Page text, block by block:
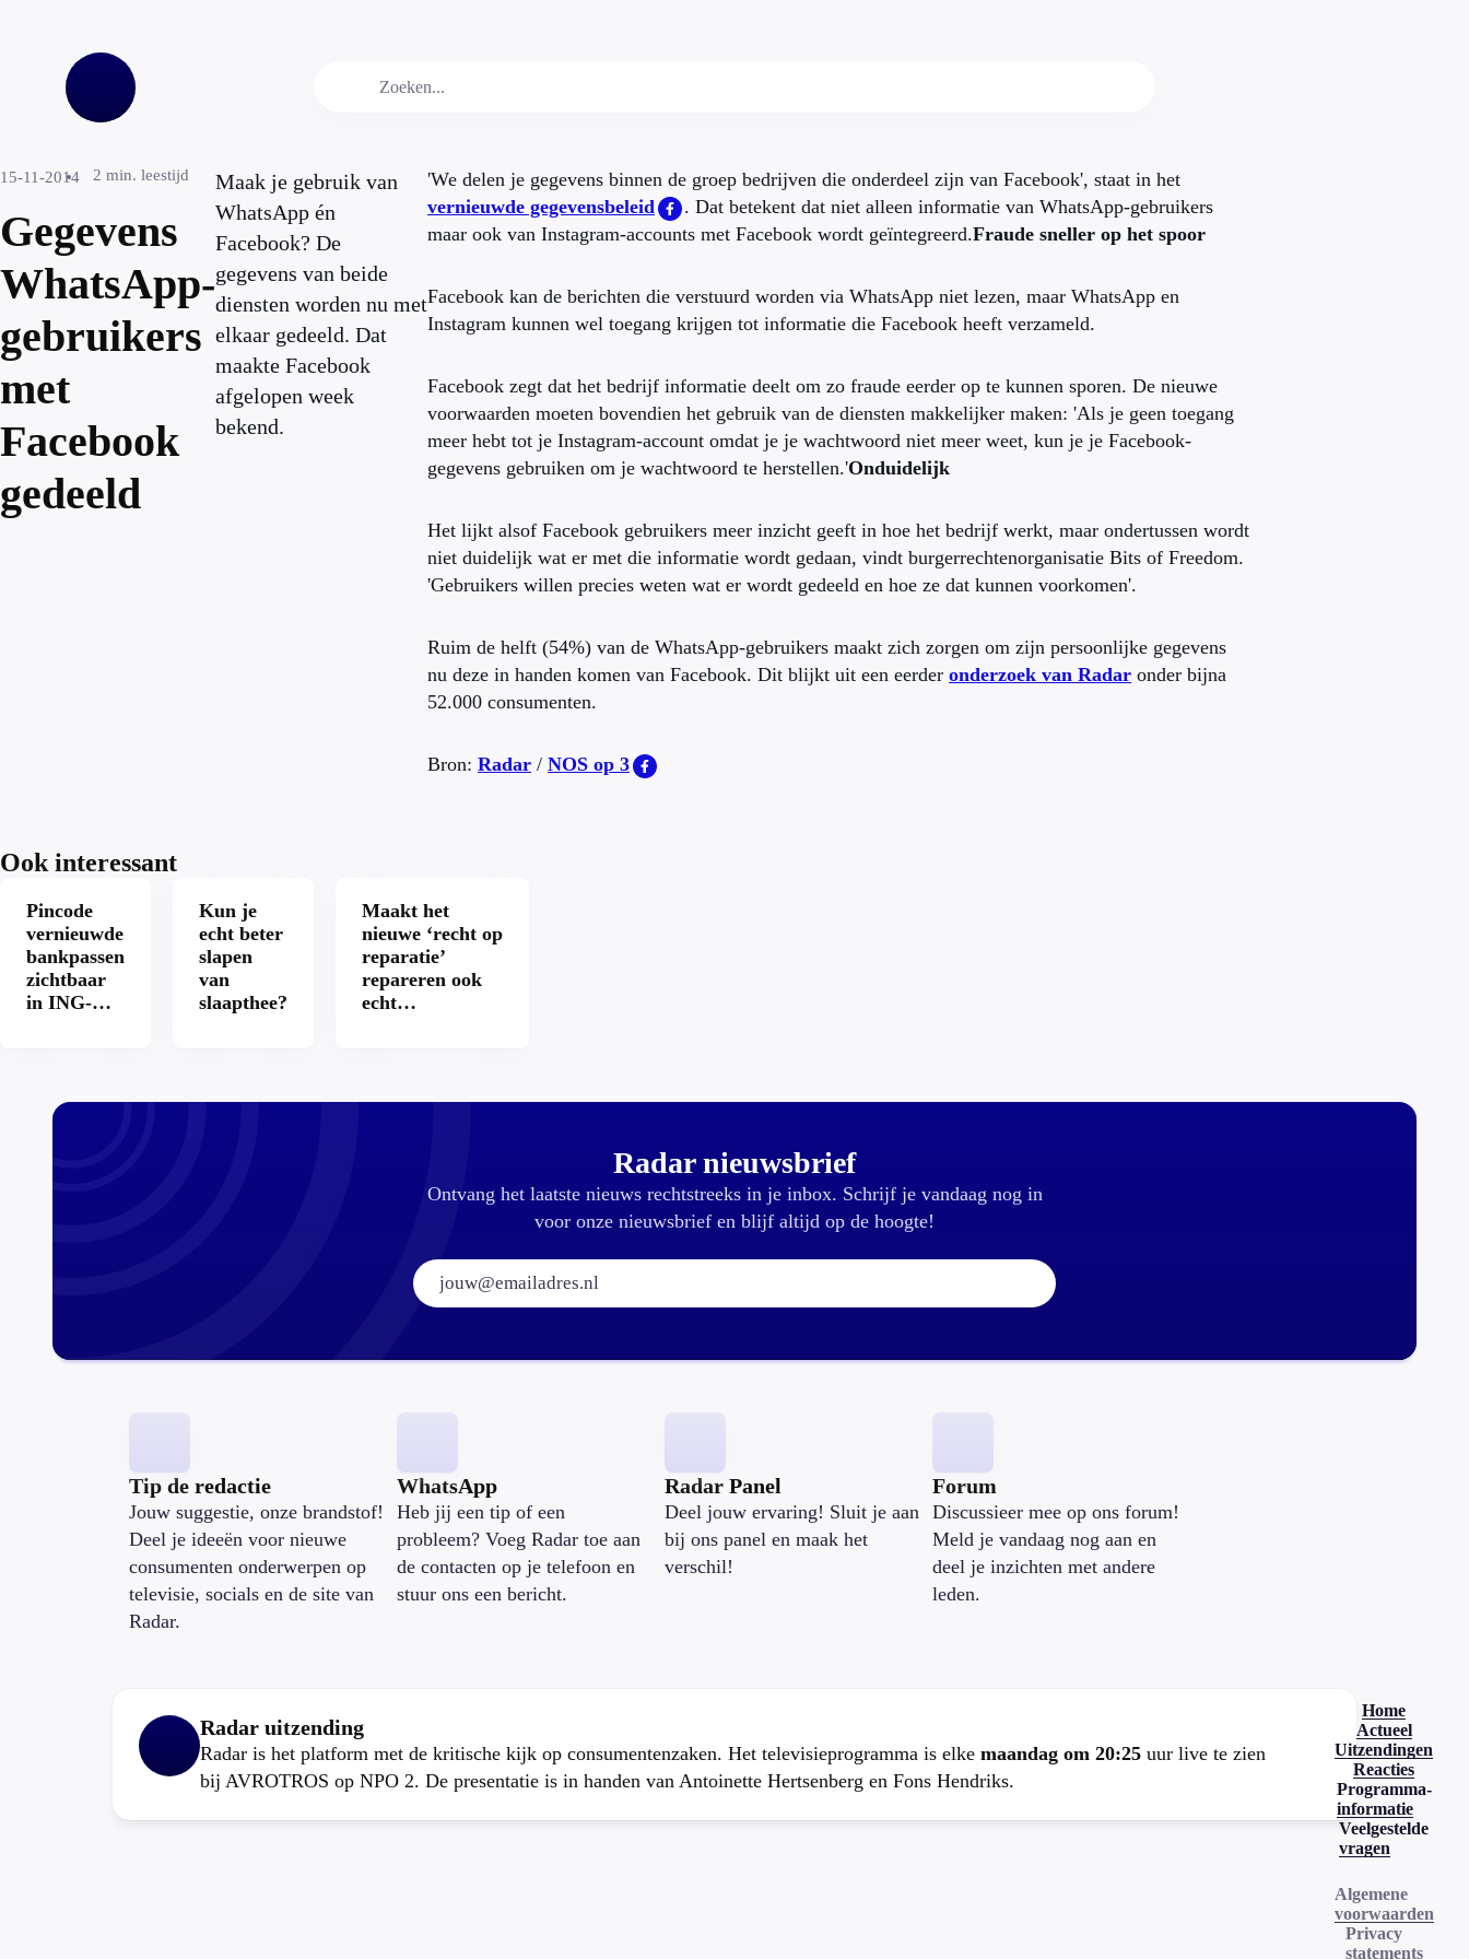
15-11-2014 2 min. leestijd
Gegevens
WhatsApp-
gebruikers
met
Facebook
gedeeld
Maak je gebruik van
WhatsApp én
Facebook? De
gegevens van beide
diensten worden nu met
elkaar gedeeld. Dat
maakte Facebook
afgelopen week
bekend.
'We delen je gegevens binnen de groep bedrijven die onderdeel zijn van Facebook', staat in het
vernieuwde gegevensbeleid
. Dat betekent dat niet alleen informatie van WhatsApp-gebruikers
maar ook van Instagram-accounts met Facebook wordt geïntegreerd.Fraude sneller op het spoor
Facebook kan de berichten die verstuurd worden via WhatsApp niet lezen, maar WhatsApp en
Instagram kunnen wel toegang krijgen tot informatie die Facebook heeft verzameld.
Facebook zegt dat het bedrijf informatie deelt om zo fraude eerder op te kunnen sporen. De nieuwe
voorwaarden moeten bovendien het gebruik van de diensten makkelijker maken: 'Als je geen toegang
meer hebt tot je Instagram-account omdat je je wachtwoord niet meer weet, kun je je Facebook-
gegevens gebruiken om je wachtwoord te herstellen.'Onduidelijk
Het lijkt alsof Facebook gebruikers meer inzicht geeft in hoe het bedrijf werkt, maar ondertussen wordt
niet duidelijk wat er met die informatie wordt gedaan, vindt burgerrechtenorganisatie Bits of Freedom.
'Gebruikers willen precies weten wat er wordt gedeeld en hoe ze dat kunnen voorkomen'.
Ruim de helft (54%) van de WhatsApp-gebruikers maakt zich zorgen om zijn persoonlijke gegevens
nu deze in handen komen van Facebook. Dit blijkt uit een eerder onderzoek van Radar onder bijna
52.000 consumenten.
Bron: Radar / NOS op 3
Ook interessant
Pincode
vernieuwde
bankpassen
zichtbaar
in ING-
Kun je
echt beter
slapen
van
slaapthee?
Maakt het
nieuwe ‘recht op
reparatie’
repareren ook
echt
Radar nieuwsbrief
Ontvang het laatste nieuws rechtstreeks in je inbox. Schrijf je vandaag nog in
voor onze nieuwsbrief en blijf altijd op de hoogte!
E-mailadres:
Tip de redactie
Jouw suggestie, onze brandstof!
Deel je ideeën voor nieuwe
consumenten onderwerpen op
televisie, socials en de site van
Radar.
WhatsApp
Heb jij een tip of een
probleem? Voeg Radar toe aan
de contacten op je telefoon en
stuur ons een bericht.
Radar Panel
Deel jouw ervaring! Sluit je aan
bij ons panel en maak het
verschil!
Forum
Discussieer mee op ons forum!
Meld je vandaag nog aan en
deel je inzichten met andere
leden.
Radar uitzending
Radar is het platform met de kritische kijk op consumentenzaken. Het televisieprogramma is elke maandag om 20:25 uur live te zien
bij AVROTROS op NPO 2. De presentatie is in handen van Antoinette Hertsenberg en Fons Hendriks.
Home
Actueel
Uitzendingen
Reacties
Programma-
informatie
Veelgestelde
vragen
Algemene
voorwaarden
Privacy
statements